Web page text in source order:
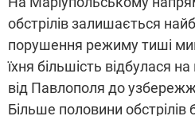
обстрілів залишається
порушення режиму тиші
їхня більшість відбулася на
від Павлополя до
Більше половини обстрілів